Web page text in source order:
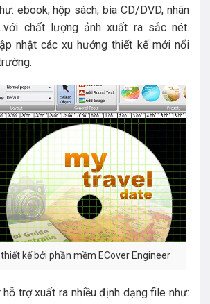
ebook, hộp sách, bìa CD/DVD, nhãn
chất lượng ảnh xuất ra sắc nét.
nhật các xu hướng thiết kế mới nổi
kế bởi phần mềm ECover Engineer
hỗ trợ xuất ra nhiều định dạng file như: